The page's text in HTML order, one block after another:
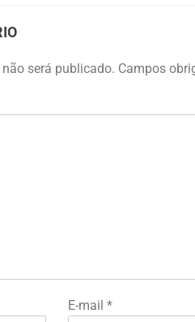
será publicado. Campos
E-mail *